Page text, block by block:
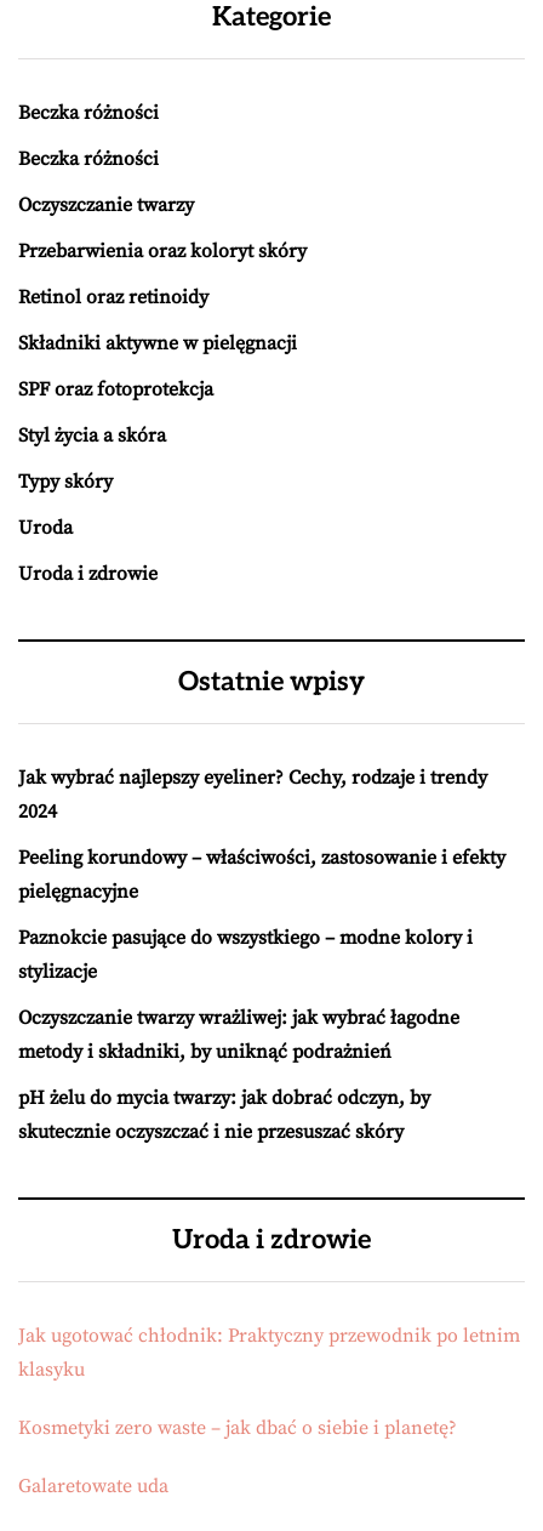
Kategorie
Beczka różności
Beczka różności
Oczyszczanie twarzy
Przebarwienia oraz koloryt skóry
Retinol oraz retinoidy
Składniki aktywne w pielęgnacji
SPF oraz fotoprotekcja
Styl życia a skóra
Typy skóry
Uroda
Uroda i zdrowie
Ostatnie wpisy
Jak wybrać najlepszy eyeliner? Cechy, rodzaje i trendy
2024
Peeling korundowy – właściwości, zastosowanie i efekty
pielęgnacyjne
Paznokcie pasujące do wszystkiego – modne kolory i
stylizacje
Oczyszczanie twarzy wrażliwej: jak wybrać łagodne
metody i składniki, by uniknąć podrażnień
pH żelu do mycia twarzy: jak dobrać odczyn, by
skutecznie oczyszczać i nie przesuszać skóry
Uroda i zdrowie
Jak ugotować chłodnik: Praktyczny przewodnik po letnim
klasyku
Kosmetyki zero waste – jak dbać o siebie i planetę?
Galaretowate uda